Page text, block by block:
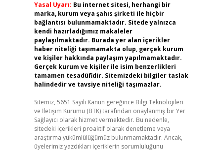
Yasal Uyarı: Bu internet sitesi, herhangi bir
marka, kurum veya şahıs şirketi ile hiçbir
bağlantısı bulunmamaktadır. Sitede yalnızca
kendi hazırladığımız makaleler
paylaşılmaktadır. Burada yer alan içerikler
haber niteliği taşımamakta olup, gerçek kurum
ve kişiler hakkında paylaşım yapılmamaktadır.
Gerçek kurum ve kişiler ile isim benzerlikleri
tamamen tesadüfidir. Sitemizdeki bilgiler taslak
halindedir ve tavsiye niteliği taşımazlar.
Sitemiz, 5651 Sayılı Kanun gereğince Bilgi Teknolojileri
ve İletişim Kurumu (BTK) tarafından onaylanmış bir Yer
Sağlayıcı olarak hizmet vermektedir. Bu nedenle,
sitedeki içerikleri proaktif olarak denetleme veya
araştırma yükümlülüğümüz bulunmamaktadır. Ancak,
üyelerimiz yazdıkları içeriklerin sorumluluğunu